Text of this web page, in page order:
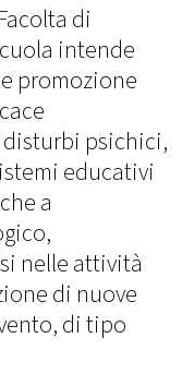
di
intende
promozione
psichici,
educativi
a
nelle attività
di nuove
di tipo